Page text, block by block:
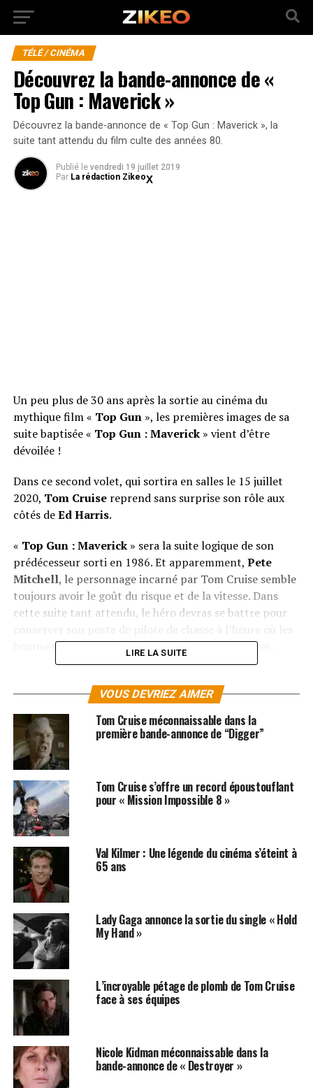
TÉLÉ / CINÉMA
Découvrez la bande-annonce de «
Top Gun : Maverick »
Découvrez la bande-annonce de « Top Gun : Maverick », la
suite tant attendu du film culte des années 80.
Publié le vendredi 19 juillet 2019
Par La rédaction Zikeo
Un peu plus de 30 ans après la sortie au cinéma du
mythique film « Top Gun», les premières images de sa
suite baptisée « Top Gun : Maverick» vient d’être
dévoilée !
Dans ce second volet, qui sortira en salles le 15 juillet
2020, Tom Cruisereprend sans surprise son rôle aux
côtés deEd Harris.
« Top Gun : Maverick» sera la suite logique de son
prédécesseur sorti en 1986. Et apparemment, Pete
Mitchell, le personnage incarné par Tom Cruise semble
toujours avoir le goût du risque et de la vitesse. Dans
cette suite tant attendu, le héro devras se battre pour
hommes de sa trempe se font de plus en plus rares.
LIRE LA SUITE
VOUS DEVRIEZ AIMER
Tom Cruise méconnaissable dans la
première bande-annonce de “Digger”
Tom Cruise s’offre un record époustouflant
pour « Mission Impossible 8 »
Val Kilmer : Une légende du cinéma s’éteint à
65 ans
Lady Gaga annonce la sortie du single « Hold
My Hand »
L’incroyable pétage de plomb de Tom Cruise
face à ses équipes
Nicole Kidman méconnaissable dans la
bande-annonce de « Destroyer »